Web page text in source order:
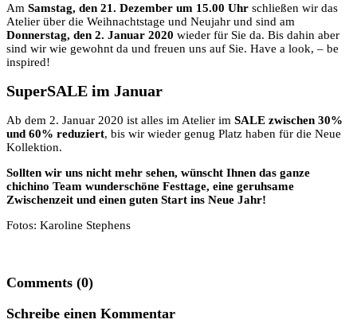
Am Samstag, den 21. Dezember um 15.00 Uhr schließen wir das
Atelier über die Weihnachtstage und Neujahr und sind am
Donnerstag, den 2. Januar 2020 wieder für Sie da. Bis dahin aber
sind wir wie gewohnt da und freuen uns auf Sie. Have a look, – be
inspired!
SuperSALE im Januar
Ab dem 2. Januar 2020 ist alles im Atelier im SALE zwischen 30%
und 60% reduziert, bis wir wieder genug Platz haben für die Neue
Kollektion.
Sollten wir uns nicht mehr sehen, wünscht Ihnen das ganze
chichino Team wunderschöne Festtage, eine geruhsame
Zwischenzeit und einen guten Start ins Neue Jahr!
Fotos: Karoline Stephens
Comments (0)
Schreibe einen Kommentar